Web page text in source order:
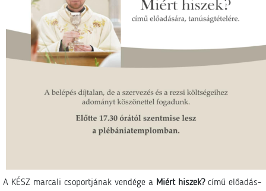
A KÉSZ marcali csoportjának vendége a Miért hiszek?című előadás-